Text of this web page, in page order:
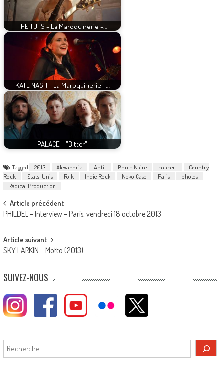
THE TUTS - La Maroquinerie -…
KATE NASH - La Maroquinerie -…
PALACE - "Bitter"
Tagged 2013 Alexandria Anti- Boule Noire concert
Country
Rock
Etats-Unis Folk Indie Rock Neko Case Paris
photos
Radical Production
Post
navigation
Article précédent
PHILDEL – Interview – Paris, vendredi 18 octobre 2013
Article suivant
SKY LARKIN – Motto (2013)
SUIVEZ-NOUS
Rechercher